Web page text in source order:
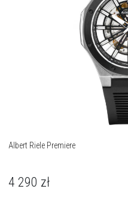
Albert Riele Premiere
4 290 zł